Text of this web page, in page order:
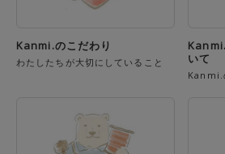
Kanmi.のこだわり
わたしたちが大切にしていること
いて
Kanmi.